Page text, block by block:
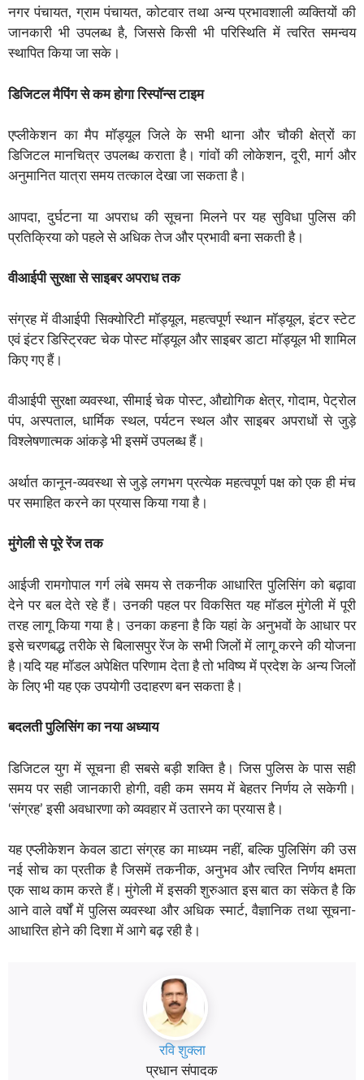
नगर पंचायत, ग्राम पंचायत, कोटवार तथा अन्य प्रभावशाली व्यक्तियों की
जानकारी भी उपलब्ध है, जिससे किसी भी परिस्थिति में त्वरित समन्वय
स्थापित किया जा सके।
डिजिटल मैपिंग से कम होगा रिस्पॉन्स टाइम
एप्लीकेशन का मैप मॉड्यूल जिले के सभी थाना और चौकी क्षेत्रों का
डिजिटल मानचित्र उपलब्ध कराता है। गांवों की लोकेशन, दूरी, मार्ग और
अनुमानित यात्रा समय तत्काल देखा जा सकता है।
आपदा, दुर्घटना या अपराध की सूचना मिलने पर यह सुविधा पुलिस की
प्रतिक्रिया को पहले से अधिक तेज और प्रभावी बना सकती है।
वीआईपी सुरक्षा से साइबर अपराध तक
संग्रह में वीआईपी सिक्योरिटी मॉड्यूल, महत्वपूर्ण स्थान मॉड्यूल, इंटर स्टेट
एवं इंटर डिस्ट्रिक्ट चेक पोस्ट मॉड्यूल और साइबर डाटा मॉड्यूल भी शामिल
किए गए हैं।
वीआईपी सुरक्षा व्यवस्था, सीमाई चेक पोस्ट, औद्योगिक क्षेत्र, गोदाम, पेट्रोल
पंप, अस्पताल, धार्मिक स्थल, पर्यटन स्थल और साइबर अपराधों से जुड़े
विश्लेषणात्मक आंकड़े भी इसमें उपलब्ध हैं।
अर्थात कानून-व्यवस्था से जुड़े लगभग प्रत्येक महत्वपूर्ण पक्ष को एक ही मंच
पर समाहित करने का प्रयास किया गया है।
मुंगेली से पूरे रेंज तक
आईजी रामगोपाल गर्ग लंबे समय से तकनीक आधारित पुलिसिंग को बढ़ावा
देने पर बल देते रहे हैं। उनकी पहल पर विकसित यह मॉडल मुंगेली में पूरी
तरह लागू किया गया है। उनका कहना है कि यहां के अनुभवों के आधार पर
इसे चरणबद्ध तरीके से बिलासपुर रेंज के सभी जिलों में लागू करने की योजना
है।यदि यह मॉडल अपेक्षित परिणाम देता है तो भविष्य में प्रदेश के अन्य जिलों
के लिए भी यह एक उपयोगी उदाहरण बन सकता है।
बदलती पुलिसिंग का नया अध्याय
डिजिटल युग में सूचना ही सबसे बड़ी शक्ति है। जिस पुलिस के पास सही
समय पर सही जानकारी होगी, वही कम समय में बेहतर निर्णय ले सकेगी।
‘संग्रह’ इसी अवधारणा को व्यवहार में उतारने का प्रयास है।
यह एप्लीकेशन केवल डाटा संग्रह का माध्यम नहीं, बल्कि पुलिसिंग की उस
नई सोच का प्रतीक है जिसमें तकनीक, अनुभव और त्वरित निर्णय क्षमता
एक साथ काम करते हैं। मुंगेली में इसकी शुरुआत इस बात का संकेत है कि
आने वाले वर्षों में पुलिस व्यवस्था और अधिक स्मार्ट, वैज्ञानिक तथा सूचना-
आधारित होने की दिशा में आगे बढ़ रही है।
रवि शुक्ला
प्रधान संपादक